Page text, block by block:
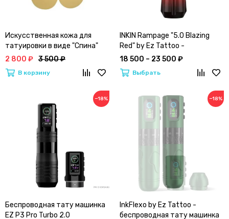
Искусственная кожа для
татуировки в виде "Спина"
(ориг. размер)
2 800 ₽ 3 500 ₽
В корзину
INKIN Rampage "5.0 Blazing
Red" by Ez Tattoo -
беспроводная тату машинка
18 500 – 23 500 ₽
Выбрать
−18%
Беспроводная тату машинка
EZ P3 Pro Turbo 2.0
−18%
InkFlexo by Ez Tattoo -
беспроводная тату машинка